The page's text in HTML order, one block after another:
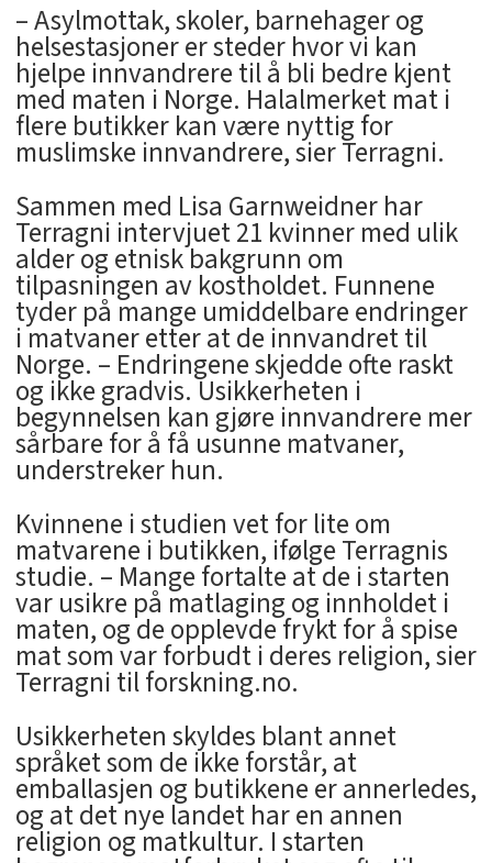
– Asylmottak, skoler, barnehager og
helsestasjoner er steder hvor vi kan
hjelpe innvandrere til å bli bedre kjent
med maten i Norge. Halalmerket mat i
flere butikker kan være nyttig for
muslimske innvandrere, sier Terragni.
Sammen med Lisa Garnweidner har
Terragni intervjuet 21 kvinner med ulik
alder og etnisk bakgrunn om
tilpasningen av kostholdet. Funnene
tyder på mange umiddelbare endringer
i matvaner etter at de innvandret til
Norge. – Endringene skjedde ofte raskt
og ikke gradvis. Usikkerheten i
begynnelsen kan gjøre innvandrere mer
sårbare for å få usunne matvaner,
understreker hun.
Kvinnene i studien vet for lite om
matvarene i butikken, ifølge Terragnis
studie. – Mange fortalte at de i starten
var usikre på matlaging og innholdet i
maten, og de opplevde frykt for å spise
mat som var forbudt i deres religion, sier
Terragni til forskning.no.
Usikkerheten skyldes blant annet
språket som de ikke forstår, at
emballasjen og butikkene er annerledes,
og at det nye landet har en annen
religion og matkultur. I starten